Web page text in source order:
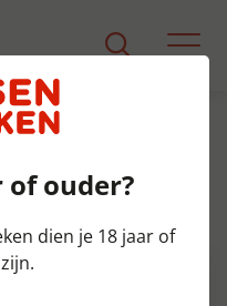
6p Krat
of ouder?
dien je 18 jaar of